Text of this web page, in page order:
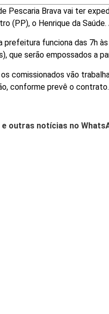
Pescaria Brava vai ter
(PP), o Henrique da
prefeitura funciona das 7h
que serão empossados a
comissionados vão
conforme prevê o contrato.
e outras notícias no